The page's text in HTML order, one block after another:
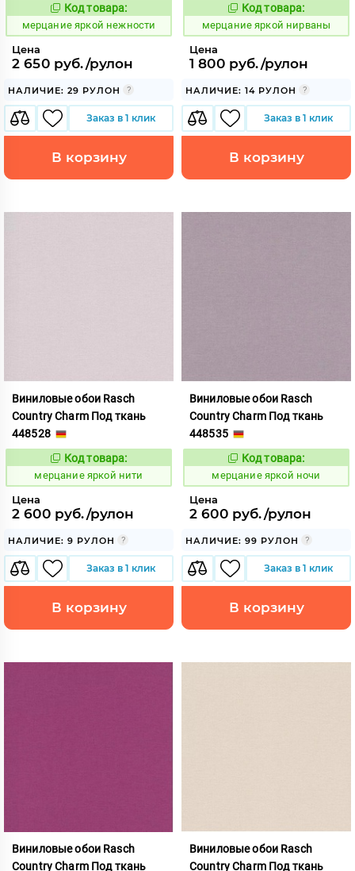
975808
Код товара:
мерцание яркой нежности
Цена
2 650 руб./рулон
НАЛИЧИЕ: 29 РУЛОН
Заказ в 1 клик
В корзину
975809
Код товара:
мерцание яркой нирваны
Цена
1 800 руб./рулон
НАЛИЧИЕ: 14 РУЛОН
Заказ в 1 клик
В корзину
Виниловые обои Rasch
Country Charm Под ткань
448528
975810
Код товара:
мерцание яркой нити
Цена
2 600 руб./рулон
НАЛИЧИЕ: 9 РУЛОН
Заказ в 1 клик
В корзину
Виниловые обои Rasch
Country Charm Под ткань
448535
975811
Код товара:
мерцание яркой ночи
Цена
2 600 руб./рулон
НАЛИЧИЕ: 99 РУЛОН
Заказ в 1 клик
В корзину
Виниловые обои Rasch
Country Charm Под ткань
Виниловые обои Rasch
Country Charm Под ткань